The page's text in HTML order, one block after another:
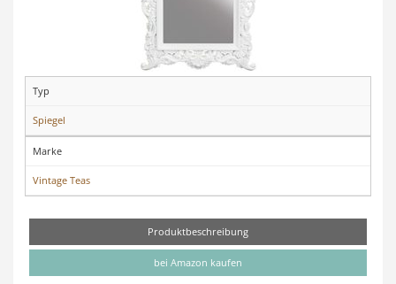
Typ
Spiegel
Marke
Vintage Teas
Produktbeschreibung
bei Amazon kaufen